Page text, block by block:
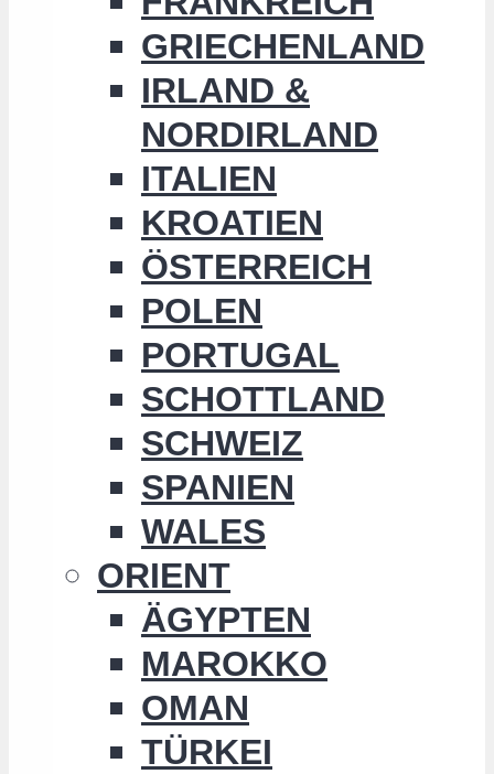
GRIECHENLAND
IRLAND &
NORDIRLAND
ITALIEN
KROATIEN
ÖSTERREICH
POLEN
PORTUGAL
SCHOTTLAND
SCHWEIZ
SPANIEN
WALES
ORIENT
ÄGYPTEN
MAROKKO
OMAN
TÜRKEI